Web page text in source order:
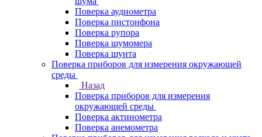
Поверка аудиометра
Поверка пистонфона
Поверка рупора
Поверка шумомера
Поверка шунта
Поверка приборов для измерения окружающей
среды
Назад
Поверка приборов для измерения
окружающей среды
Поверка актинометра
Поверка анемометра